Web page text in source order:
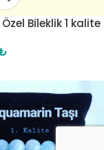
Bileklik 1 kalite